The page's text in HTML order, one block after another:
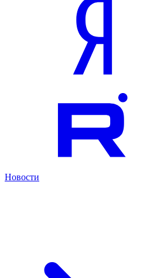
Новости